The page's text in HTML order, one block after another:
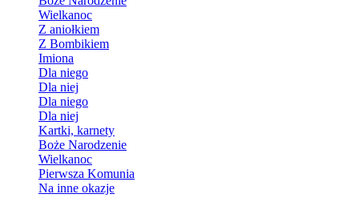
Wielkanoc
Z aniołkiem
Z Bombikiem
Imiona
Dla niego
Dla niej
Dla niego
Dla niej
Kartki, karnety
Boże Narodzenie
Wielkanoc
Pierwsza Komunia
Na inne okazje